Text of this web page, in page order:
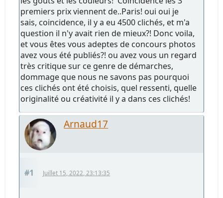
premiers prix viennent de..Paris! oui oui je
sais, coincidence, il y a eu 4500 clichés, et m'a
question il n'y avait rien de mieux?! Donc voila,
et vous êtes vous adeptes de concours photos
avez vous été publiés?! ou avez vous un regard
très critique sur ce genre de démarches,
dommage que nous ne savons pas pourquoi
ces clichés ont été choisis, quel ressenti, quelle
originalité ou créativité il y a dans ces clichés!
Arnaud17
#1 Juillet 15, 2022, 23:13:35